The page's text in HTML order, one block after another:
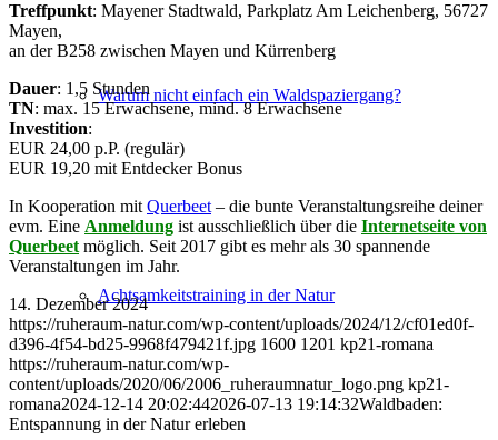
Warum nicht einfach ein Waldspaziergang?
Achtsamkeitstraining in der Natur
Treffpunkt: Mayener Stadtwald, Parkplatz Am Leichenberg, 56727
Mayen,
an der B258 zwischen Mayen und Kürrenberg
Dauer: 1,5 Stunden
TN: max. 15 Erwachsene, mind. 8 Erwachsene
Investition:
EUR 24,00 p.P. (regulär)
EUR 19,20 mit Entdecker Bonus
In Kooperation mit Querbeet – die bunte Veranstaltungsreihe deiner
evm. Eine Anmeldung ist ausschließlich über die Internetseite von
Querbeet möglich. Seit 2017 gibt es mehr als 30 spannende
Veranstaltungen im Jahr.
14. Dezember 2024
https://ruheraum-natur.com/wp-content/uploads/2024/12/cf01ed0f-
d396-4f54-bd25-9968f479421f.jpg 1600 1201 kp21-romana
https://ruheraum-natur.com/wp-
content/uploads/2020/06/2006_ruheraumnatur_logo.png kp21-
romana2024-12-14 20:02:442026-07-13 19:14:32Waldbaden:
Entspannung in der Natur erleben